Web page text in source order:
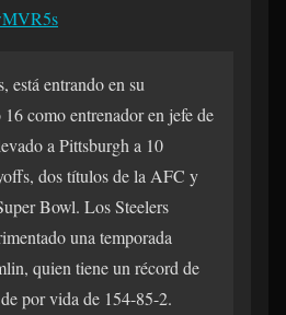
está entrando en su
como entrenador en jefe de
a Pittsburgh a 10
dos títulos de la AFC y
Bowl. Los Steelers
una temporada
quien tiene un récord de
por vida de 154-85-2.